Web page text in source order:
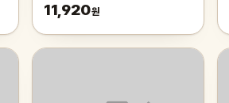
11,920원